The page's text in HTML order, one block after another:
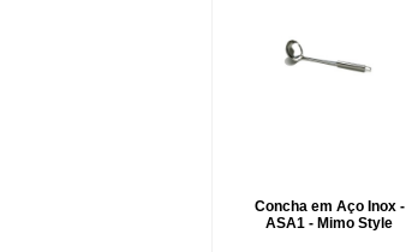
Concha em Aço Inox -
ASA1 - Mimo Style